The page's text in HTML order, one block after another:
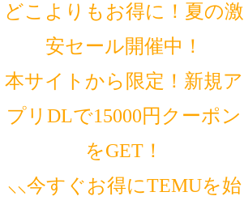
どこよりもお得に！夏の激
安セール開催中！
本サイトから限定！新規ア
プリDLで15000円クーポン
をGET！
⸜⸜今すぐお得にTEMUを始